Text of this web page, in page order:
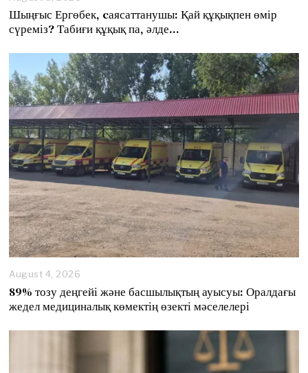
u
g
u
t
8
,
2
0
2
6
Шыңғыс Ергөбек, cаясаттанушы: Қай құқықпен өмір
сүреміз? Табиғи құқық па, әлде…
August 4, 2026
89% тозу деңгейі және басшылықтың ауысуы: Оралдағы
жедел медициналық көмектің өзекті мәселелері